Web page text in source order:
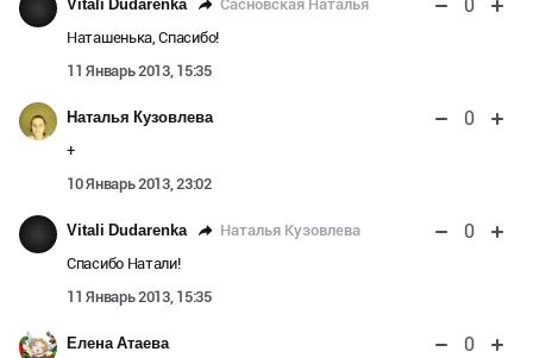
Vitali Dudarenka Сасновская Наталья 0
Наташенька, Спасибо!
11 Январь 2013, 15:35
Наталья Кузовлева 0
+
10 Январь 2013, 23:02
Vitali Dudarenka Наталья Кузовлева 0
Спасибо Натали!
11 Январь 2013, 15:35
Елена Атаева 0